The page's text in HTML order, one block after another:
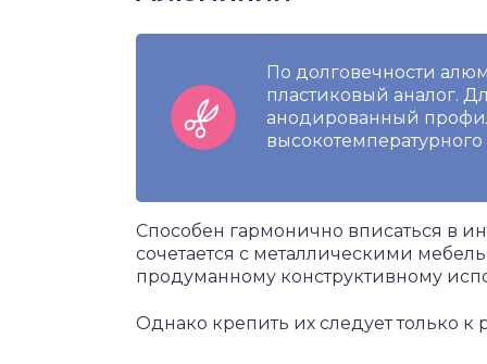
По долговечности
пластиковый аналог.
анодированный
Способен гармонично вписаться в
сочетается с металлическими
продуманному конструктивному
Однако крепить их следует только